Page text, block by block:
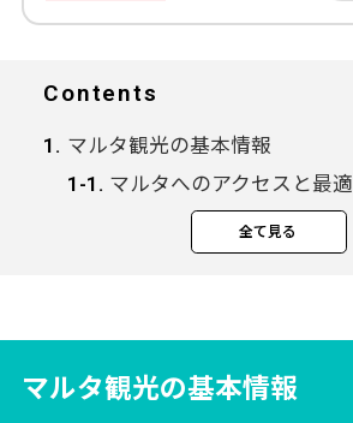
Contents
マルタ観光の基本情報
マルタへのアクセスと最
マルタ観光に必要な日数
マルタ観光5日間モデルコース
2日目：スリーシティーズ
ック・青の洞門
全て見る
マルタ観光の基本情報